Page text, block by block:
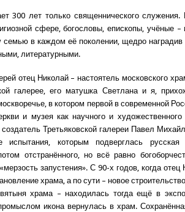
300 лет только священнического служения.
сфере, богословы, епископы, учёные –
семью в каждом её поколении, щедро
литературными.
отец Николай – настоятель московского
галерее, его матушка Светлана и я,
в котором первой в современной
и музея как научного и
Третьяковской галереи Павел
которым подверглась
отстранённого, но всё равно
запустения». С 90-х годов, когда
храма, а по сути – новое
храма – находилась тогда ещё в
икона вернулась в храм.